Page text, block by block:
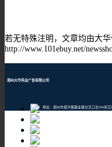
若无特殊注明，文章均由大
http://www.101ebuy.net/
郑州大华伟业广告有限公司
地址：郑州市郑汴路建业路交叉口北500米艾